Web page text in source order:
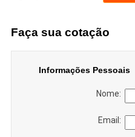
Faça sua cotação
Informações Pessoais
Nome:
Email: